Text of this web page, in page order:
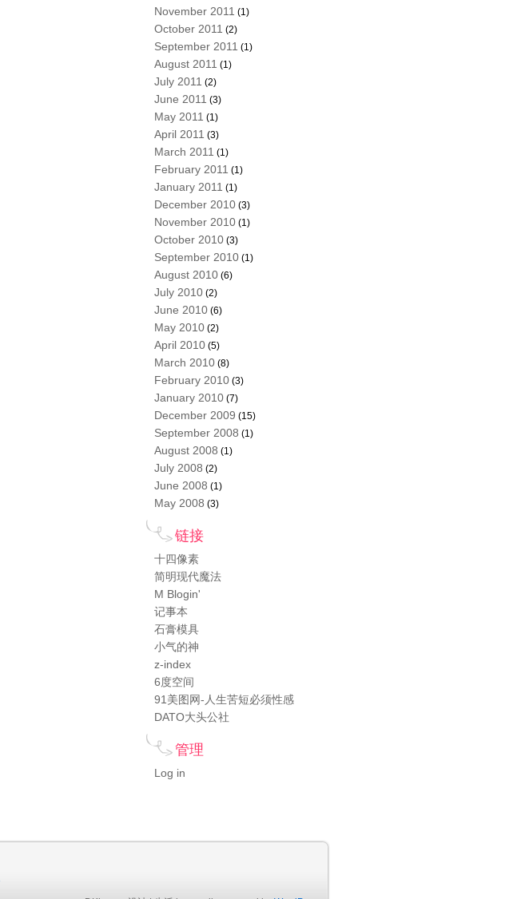
November 2011 (1)
October 2011 (2)
September 2011 (1)
August 2011 (1)
July 2011 (2)
June 2011 (3)
May 2011 (1)
April 2011 (3)
March 2011 (1)
February 2011 (1)
January 2011 (1)
December 2010 (3)
November 2010 (1)
October 2010 (3)
September 2010 (1)
August 2010 (6)
July 2010 (2)
June 2010 (6)
May 2010 (2)
April 2010 (5)
March 2010 (8)
February 2010 (3)
January 2010 (7)
December 2009 (15)
September 2008 (1)
August 2008 (1)
July 2008 (2)
June 2008 (1)
May 2008 (3)
链接
十四像素
简明现代魔法
M Blogin'
记事本
石膏模具
小气的神
z-index
6度空间
91美图网-人生苦短必须性感
DATO大头公社
管理
Log in